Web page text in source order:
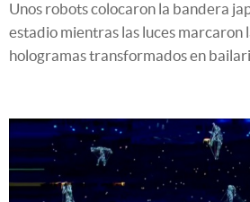
Unos robots colocaron la bandera
estadio mientras las luces marcaron
hologramas transformados en